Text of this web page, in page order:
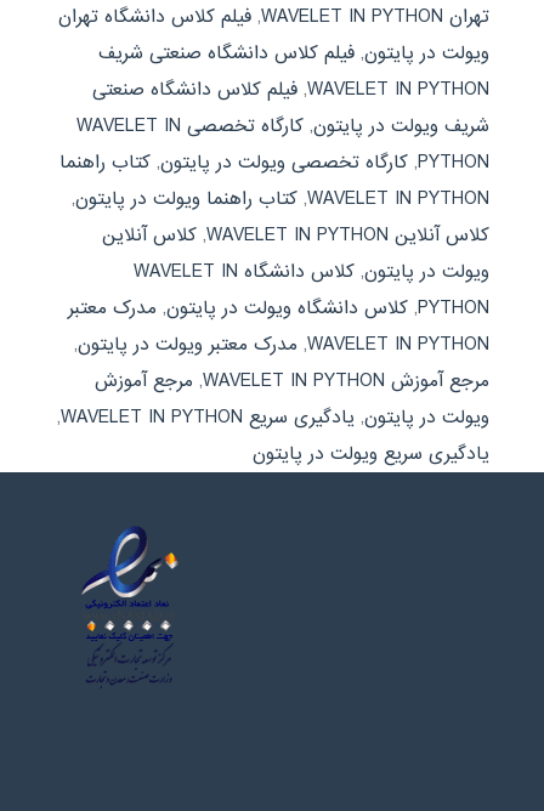
تهران WAVELET IN PYTHON
, فیلم کلاس دانشگاه تهران
ویولت در پایتون, فیلم کلاس دانشگاه صنعتی شریف
WAVELET IN PYTHON
, فیلم کلاس دانشگاه صنعتی
شریف ویولت در پایتون,
کارگاه تخصصی WAVELET IN
PYTHON
, کارگاه تخصصی ویولت در پایتون, کتاب راهنما
WAVELET IN PYTHON
, کتاب راهنما ویولت در پایتون,
کلاس آنلاین WAVELET IN PYTHON
, کلاس آنلاین
ویولت در پایتون,
کلاس دانشگاه WAVELET IN
PYTHON
, کلاس دانشگاه ویولت در پایتون, مدرک معتبر
WAVELET IN PYTHON
, مدرک معتبر ویولت در پایتون,
مرجع آموزش WAVELET IN PYTHON
, مرجع آموزش
ویولت در پایتون, یادگیری سریع WAVELET IN PYTHON
,
یادگیری سریع ویولت در پایتون